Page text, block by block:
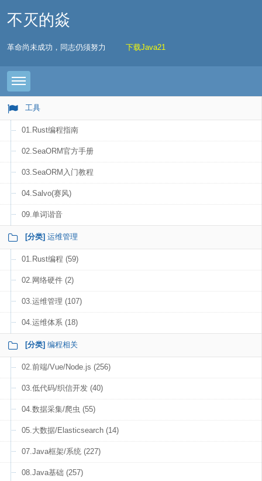
不灭的焱
革命尚未成功，同志仍须努力 下载Java21
Toggle navigation
工具
01.Rust编程指南
02.SeaORM官方手册
03.SeaORM入门教程
04.Salvo(赛风)
09.单词谐音
[分类] 运维管理
01.Rust编程 (59)
02.网络硬件 (2)
03.运维管理 (107)
04.运维体系 (18)
[分类] 编程相关
02.前端/Vue/Node.js (256)
03.低代码/织信开发 (40)
04.数据采集/爬虫 (55)
05.大数据/Elasticsearch (14)
07.Java框架/系统 (227)
08.Java基础 (257)